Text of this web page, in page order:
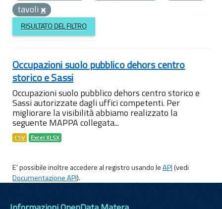
tavoli
RISULTATO DEL FILTRO
Occupazioni suolo pubblico dehors centro
storico e Sassi
Occupazioni suolo pubblico dehors centro storico e
Sassi autorizzate dagli uffici competenti. Per
migliorare la visibilità abbiamo realizzato la
seguente MAPPA collegata...
CSV Excel XLSX
E' possibile inoltre accedere al registro usando leAPI(vedi
Documentazione API).